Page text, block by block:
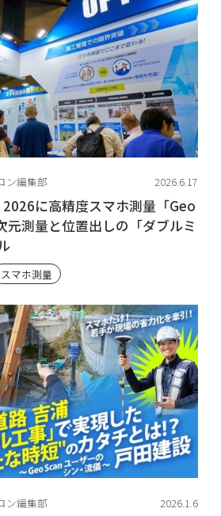
ン編集部 2026.6.17
に高精度スマホ測量「Geo
元測量と位置出しの「ダブルミ
スマホ測量
ン編集部 2026.1.6